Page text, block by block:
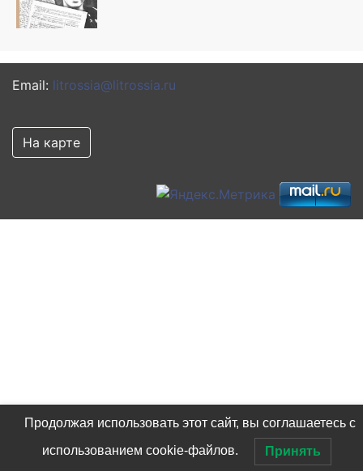
Email: litrossia@litrossia.ru
На карте
Продолжая использовать этот сайт, вы соглашаетесь с
использованием cookie-файлов. Принять